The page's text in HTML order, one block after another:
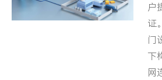
户
证
门
下
网